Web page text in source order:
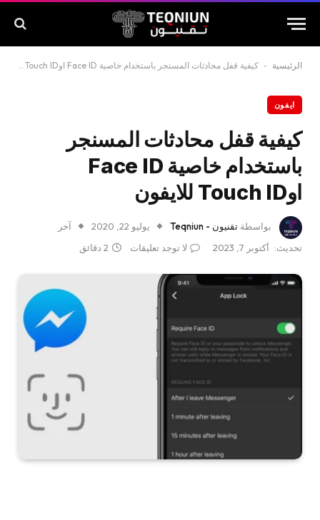
الرئيسية - كيفية قفل محادثات المسنجر باستخدام خاصية Face ID اوTouch ID للايفون
ايفون
كيفية قفل محادثات المسنجر
باستخدام خاصية Face ID
اوTouch ID للايفون
بواسطة تقنيون - Teqniun يوليو 22, 2020
آخر
تحديث:
أكتوبر 7, 2023 لا توجد تعليقات 2 دقائق